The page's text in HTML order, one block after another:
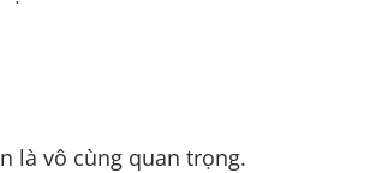
là vô cùng quan trọng.